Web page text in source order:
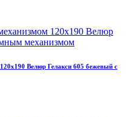
Велюр Гелакси 605 бежевый с